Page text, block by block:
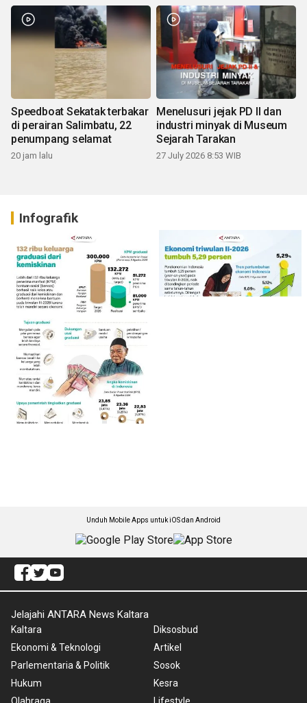
Speedboat Sekatak terbakar
di perairan Salimbatu, 22
penumpang selamat
20 jam lalu
Menelusuri jejak PD II dan
industri minyak di Museum
Sejarah Tarakan
27 July 2026 8:53 WIB
Infografik
Unduh Mobile Apps untuk iOS dan Android
Jelajahi ANTARA News Kaltara
Kaltara
Ekonomi & Teknologi
Parlementaria & Politik
Hukum
Olahraga
Diksosbud
Artikel
Sosok
Kesra
Lifestyle